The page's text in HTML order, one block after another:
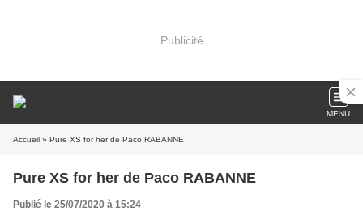
Publicité
MENU
Accueil » Pure XS for her de Paco RABANNE
Pure XS for her de Paco RABANNE
Publié le 25/07/2020 à 15:24